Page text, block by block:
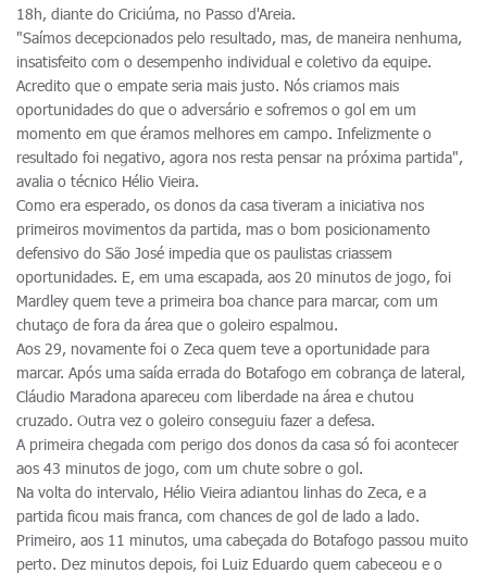
18h, diante do Criciúma, no Passo d'Areia.
"Saímos decepcionados pelo resultado, mas, de maneira nenhuma,
insatisfeito com o desempenho individual e coletivo da equipe.
Acredito que o empate seria mais justo. Nós criamos mais
oportunidades do que o adversário e sofremos o gol em um
momento em que éramos melhores em campo. Infelizmente o
resultado foi negativo, agora nos resta pensar na próxima partida",
avalia o técnico Hélio Vieira.
Como era esperado, os donos da casa tiveram a iniciativa nos
primeiros movimentos da partida, mas o bom posicionamento
defensivo do São José impedia que os paulistas criassem
oportunidades. E, em uma escapada, aos 20 minutos de jogo, foi
Mardley quem teve a primeira boa chance para marcar, com um
chutaço de fora da área que o goleiro espalmou.
Aos 29, novamente foi o Zeca quem teve a oportunidade para
marcar. Após uma saída errada do Botafogo em cobrança de lateral,
Cláudio Maradona apareceu com liberdade na área e chutou
cruzado. Outra vez o goleiro conseguiu fazer a defesa.
A primeira chegada com perigo dos donos da casa só foi acontecer
aos 43 minutos de jogo, com um chute sobre o gol.
Na volta do intervalo, Hélio Vieira adiantou linhas do Zeca, e a
partida ficou mais franca, com chances de gol de lado a lado.
Primeiro, aos 11 minutos, uma cabeçada do Botafogo passou muito
perto. Dez minutos depois, foi Luiz Eduardo quem cabeceou e o